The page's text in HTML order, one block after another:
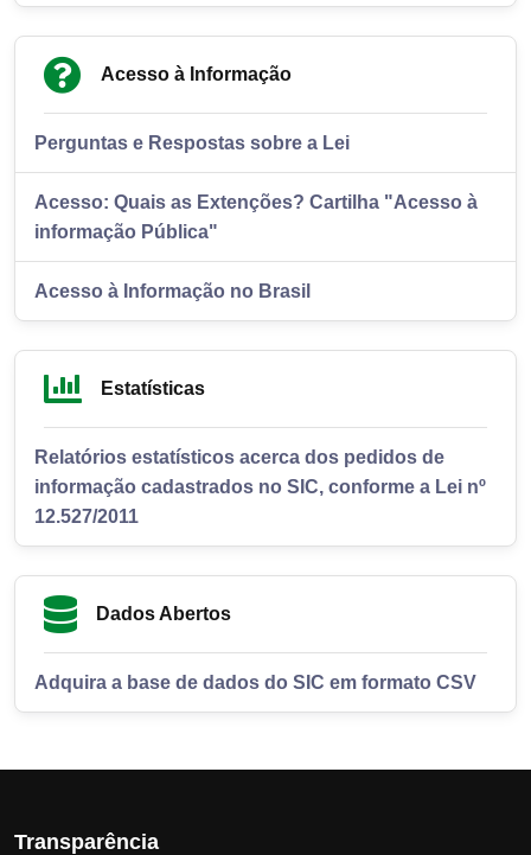
Acesso à Informação
Perguntas e Respostas sobre a Lei
Acesso: Quais as Extenções? Cartilha "Acesso à
informação Pública"
Acesso à Informação no Brasil
Estatísticas
Relatórios estatísticos acerca dos pedidos de
informação cadastrados no SIC, conforme a Lei nº
12.527/2011
Dados Abertos
Adquira a base de dados do SIC em formato CSV
Transparência